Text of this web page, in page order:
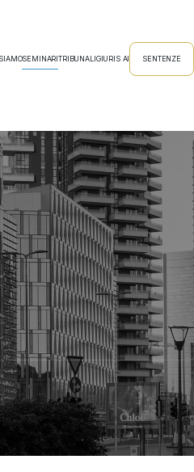
SEMINARITRIBUNALIGIURIS AI SENTENZE